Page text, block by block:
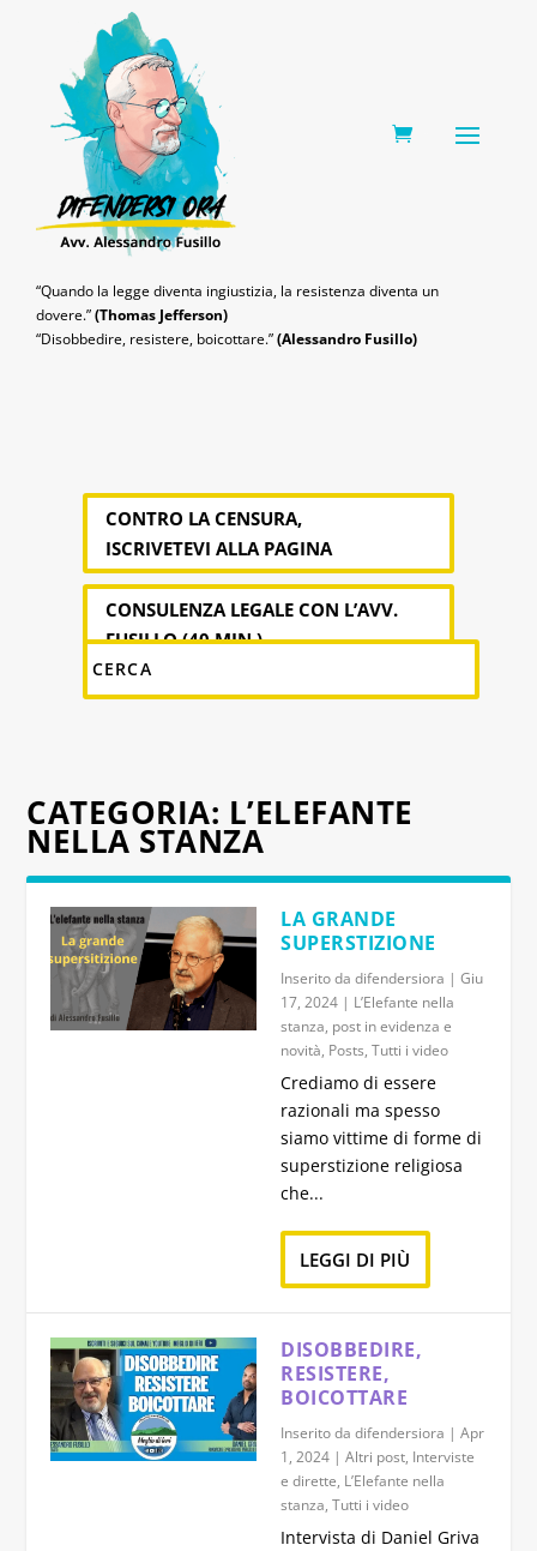
“Quando la legge diventa ingiustizia, la resistenza diventa un
dovere.”(Thomas Jefferson)
“Disobbedire, resistere, boicottare.”(Alessandro Fusillo)
CONTRO LA CENSURA,
ISCRIVETEVI ALLA PAGINA
CONSULENZA LEGALE CON L’AVV.
FUSILLO (40 MIN.)
CATEGORIA: L’ELEFANTE
NELLA STANZA
LA GRANDE
SUPERSTIZIONE
Inserito da difendersiora | Giu
17, 2024 | L’Elefante nella
stanza, post in evidenza e
novità, Posts, Tutti i video
Crediamo di essere
razionali ma spesso
siamo vittime di forme di
superstizione religiosa
che...
LEGGI DI PIÙ
DISOBBEDIRE,
RESISTERE,
BOICOTTARE
Inserito da difendersiora | Apr
1, 2024 | Altri post, Interviste
e dirette, L’Elefante nella
stanza, Tutti i video
Intervista di Daniel Griva